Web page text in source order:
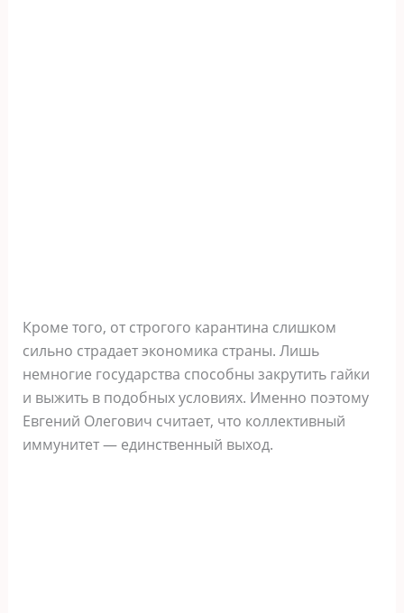
Кроме того, от строгого карантина слишком
сильно страдает экономика страны. Лишь
немногие государства способны закрутить гайки
и выжить в подобных условиях. Именно поэтому
Евгений Олегович считает, что коллективный
иммунитет — единственный выход.